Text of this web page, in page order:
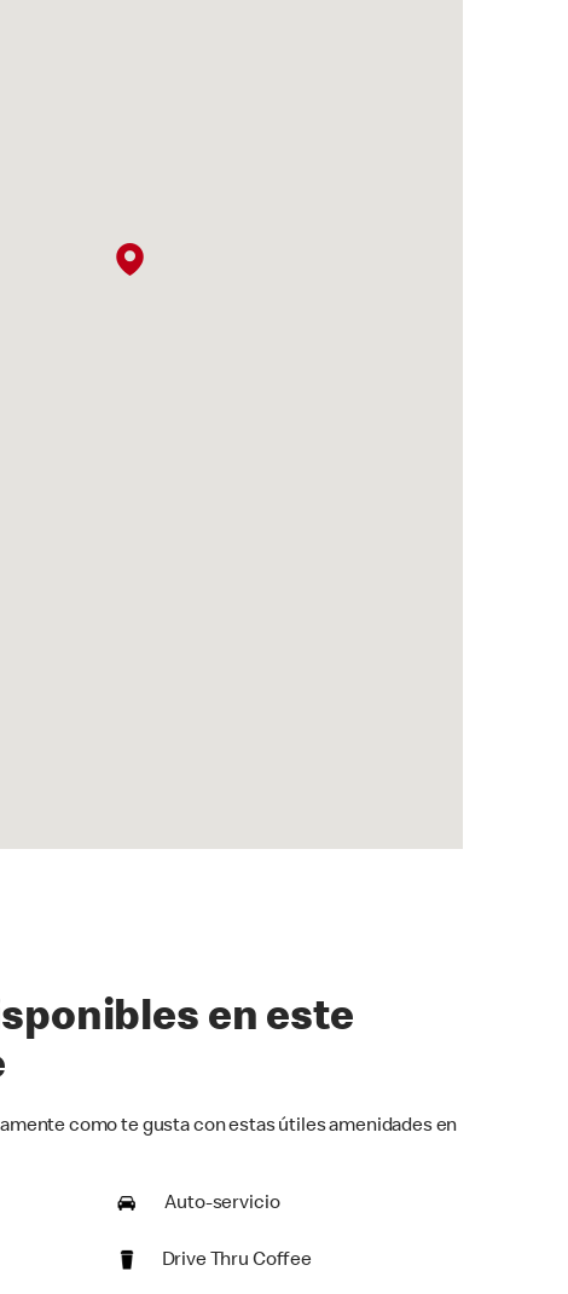
en este
como te gusta con estas útiles amenidades en
Auto-servicio
Drive Thru Coffee